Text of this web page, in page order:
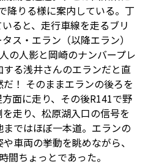
降りる様に案内している。丁
ると、走行車線を走るブリ
ス・エラン（以降エラン）
の人影と岡崎のナンバープレ
る浅井さんのエランだと直
！ そのままエランの後ろを
面に走り、その後R141で野
走り、松原湖入口の信号を
ではほぼ一本道。エランの
車両の挙動を眺めながら、
間ちょっとであった。